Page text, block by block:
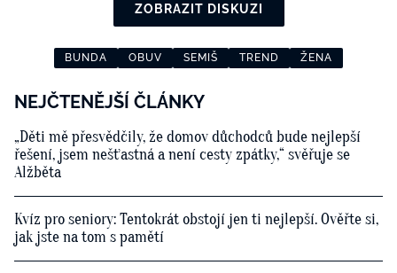
ZOBRAZIT DISKUZI
BUNDA OBUV SEMIŠ TREND ŽENA
NEJČTENĚJŠÍ ČLÁNKY
„Děti mě přesvědčily, že domov důchodců bude nejlepší
řešení, jsem nešťastná a není cesty zpátky,“ svěřuje se
Alžběta
Kvíz pro seniory: Tentokrát obstojí jen ti nejlepší. Ověřte si,
jak jste na tom s pamětí